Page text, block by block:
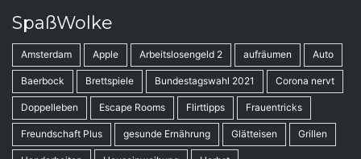
SpaßWolke
Amsterdam Apple Arbeitslosengeld 2 aufräumen Auto
Baerbock Brettspiele Bundestagswahl 2021 Corona nervt
Doppelleben Escape Rooms Flirttipps Frauentricks
Freundschaft Plus gesunde Ernährung Glätteisen Grillen